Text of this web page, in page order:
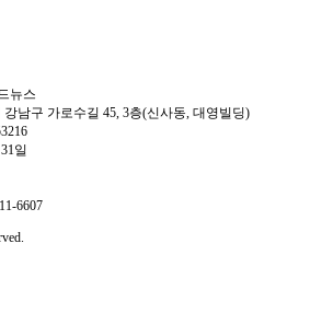
뉴스
남구 가로수길 45, 3층(신사동, 대영빌딩)
일
6607